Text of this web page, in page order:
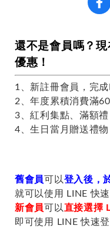
還不是會員嗎？
優惠！
1、新註冊會員，完
2、年度累積消費滿
3、紅利集點、滿額禮
4、生日當月贈送禮物
舊會員 可以登入後，
就可以使用 LINE 快
新會員 可以 直接選擇
即可使用 LINE 快速登